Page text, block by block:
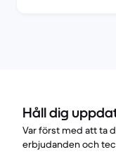
Håll dig
Var först med att ta
erbjudanden och